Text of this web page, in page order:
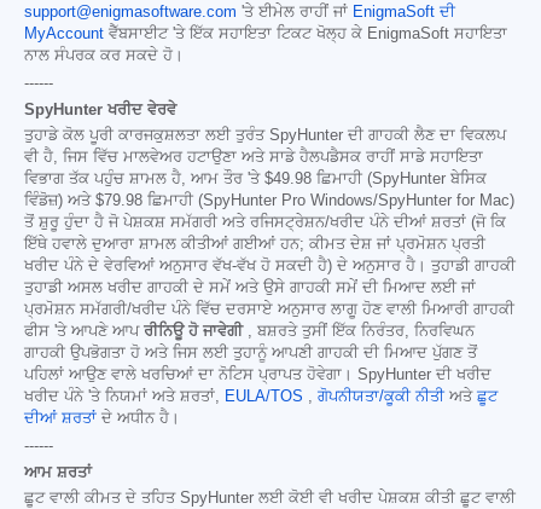
support@enigmasoftware.com 'ਤੇ ਈਮੇਲ ਰਾਹੀਂ ਜਾਂ EnigmaSoft ਦੀ
MyAccount ਵੈੱਬਸਾਈਟ 'ਤੇ ਇੱਕ ਸਹਾਇਤਾ ਟਿਕਟ ਖੋਲ੍ਹ ਕੇ EnigmaSoft ਸਹਾਇਤਾ
ਨਾਲ ਸੰਪਰਕ ਕਰ ਸਕਦੇ ਹੋ।
------
SpyHunter ਖਰੀਦ ਵੇਰਵੇ
ਤੁਹਾਡੇ ਕੋਲ ਪੂਰੀ ਕਾਰਜਕੁਸ਼ਲਤਾ ਲਈ ਤੁਰੰਤ SpyHunter ਦੀ ਗਾਹਕੀ ਲੈਣ ਦਾ ਵਿਕਲਪ
ਵੀ ਹੈ, ਜਿਸ ਵਿੱਚ ਮਾਲਵੇਅਰ ਹਟਾਉਣਾ ਅਤੇ ਸਾਡੇ ਹੈਲਪਡੈਸਕ ਰਾਹੀਂ ਸਾਡੇ ਸਹਾਇਤਾ
ਵਿਭਾਗ ਤੱਕ ਪਹੁੰਚ ਸ਼ਾਮਲ ਹੈ, ਆਮ ਤੌਰ 'ਤੇ $49.98 ਛਿਮਾਹੀ (SpyHunter ਬੇਸਿਕ
ਵਿੰਡੋਜ਼) ਅਤੇ $79.98 ਛਿਮਾਹੀ (SpyHunter Pro Windows/SpyHunter for Mac)
ਤੋਂ ਸ਼ੁਰੂ ਹੁੰਦਾ ਹੈ ਜੋ ਪੇਸ਼ਕਸ਼ ਸਮੱਗਰੀ ਅਤੇ ਰਜਿਸਟ੍ਰੇਸ਼ਨ/ਖਰੀਦ ਪੰਨੇ ਦੀਆਂ ਸ਼ਰਤਾਂ (ਜੋ ਕਿ
ਇੱਥੇ ਹਵਾਲੇ ਦੁਆਰਾ ਸ਼ਾਮਲ ਕੀਤੀਆਂ ਗਈਆਂ ਹਨ; ਕੀਮਤ ਦੇਸ਼ ਜਾਂ ਪ੍ਰਮੋਸ਼ਨ ਪ੍ਰਤੀ
ਖਰੀਦ ਪੰਨੇ ਦੇ ਵੇਰਵਿਆਂ ਅਨੁਸਾਰ ਵੱਖ-ਵੱਖ ਹੋ ਸਕਦੀ ਹੈ) ਦੇ ਅਨੁਸਾਰ ਹੈ। ਤੁਹਾਡੀ ਗਾਹਕੀ
ਤੁਹਾਡੀ ਅਸਲ ਖਰੀਦ ਗਾਹਕੀ ਦੇ ਸਮੇਂ ਅਤੇ ਉਸੇ ਗਾਹਕੀ ਸਮੇਂ ਦੀ ਮਿਆਦ ਲਈ ਜਾਂ
ਪ੍ਰਮੋਸ਼ਨ ਸਮੱਗਰੀ/ਖਰੀਦ ਪੰਨੇ ਵਿੱਚ ਦਰਸਾਏ ਅਨੁਸਾਰ ਲਾਗੂ ਹੋਣ ਵਾਲੀ ਮਿਆਰੀ ਗਾਹਕੀ
ਫੀਸ 'ਤੇ ਆਪਣੇ ਆਪ ਰੀਨਿਊ ਹੋ ਜਾਵੇਗੀ, ਬਸ਼ਰਤੇ ਤੁਸੀਂ ਇੱਕ ਨਿਰੰਤਰ, ਨਿਰਵਿਘਨ
ਗਾਹਕੀ ਉਪਭੋਗਤਾ ਹੋ ਅਤੇ ਜਿਸ ਲਈ ਤੁਹਾਨੂੰ ਆਪਣੀ ਗਾਹਕੀ ਦੀ ਮਿਆਦ ਪੁੱਗਣ ਤੋਂ
ਪਹਿਲਾਂ ਆਉਣ ਵਾਲੇ ਖਰਚਿਆਂ ਦਾ ਨੋਟਿਸ ਪ੍ਰਾਪਤ ਹੋਵੇਗਾ। SpyHunter ਦੀ ਖਰੀਦ
ਖਰੀਦ ਪੰਨੇ 'ਤੇ ਨਿਯਮਾਂ ਅਤੇ ਸ਼ਰਤਾਂ, EULA/TOS , ਗੋਪਨੀਯਤਾ/ਕੂਕੀ ਨੀਤੀ ਅਤੇ ਛੂਟ
ਦੀਆਂ ਸ਼ਰਤਾਂ ਦੇ ਅਧੀਨ ਹੈ।
------
ਆਮ ਸ਼ਰਤਾਂ
ਛੂਟ ਵਾਲੀ ਕੀਮਤ ਦੇ ਤਹਿਤ SpyHunter ਲਈ ਕੋਈ ਵੀ ਖਰੀਦ ਪੇਸ਼ਕਸ਼ ਕੀਤੀ ਛੂਟ ਵਾਲੀ